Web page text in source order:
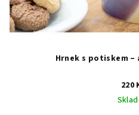
Hrnek s potiskem
220